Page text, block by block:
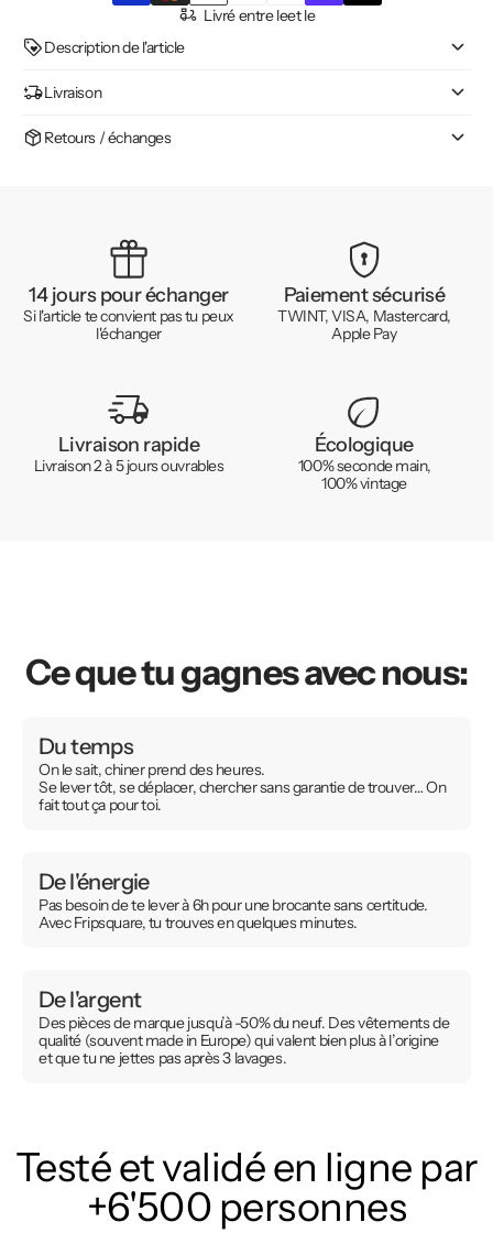
Livré entre leet le
Description de l'article
Livraison
Retours / échanges
14 jours pour échanger
Si l'article te convient pas tu peux
l'échanger
Paiement sécurisé
TWINT, VISA, Mastercard,
Apple Pay
Livraison rapide
Livraison 2 à 5 jours ouvrables
Écologique
100% seconde main,
100% vintage
Ce que tu gagnes avec nous:
Du temps
On le sait, chiner prend des heures.
Se lever tôt, se déplacer, chercher sans garantie de trouver… On
fait tout ça pour toi.
De l'énergie
Pas besoin de te lever à 6h pour une brocante sans certitude.
Avec Fripsquare, tu trouves en quelques minutes.
De l'argent
Des pièces de marque jusqu’à -50% du neuf. Des vêtements de
qualité (souvent made in Europe) qui valent bien plus à l’origine
et que tu ne jettes pas après 3 lavages.
Testé et validé en ligne par
+6'500 personnes